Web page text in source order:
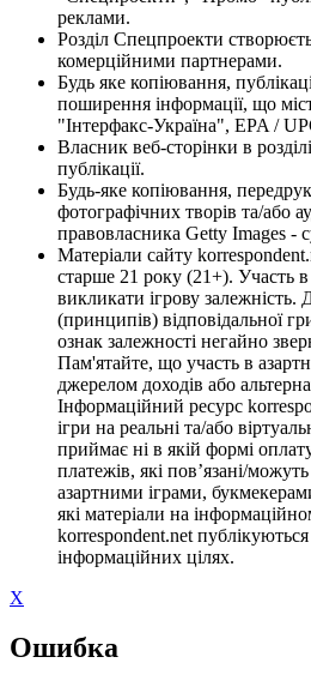
реклами.
Розділ Спецпроекти
комерційними партнерами.
Будь яке копіювання,
поширення інформації, що
"Інтерфакс-Україна", EPA /
Власник веб-сторінки в
публікації.
Будь-яке копіювання,
фотографічних творів та/або
правовласника Getty Images -
Матеріали сайту
старше 21 року (21+). Участь
викликати ігрову
(принципів) відповідальної
ознак залежності негайно
Пам'ятайте, що участь в
джерелом доходів або
Інформаційний ресурс
ігри на реальні та/або
приймає ні в якій формі
платежів, які пов’язані/
азартними іграми,
які матеріали на
korrespondent.net
інформаційних цілях.
X
Ошибка